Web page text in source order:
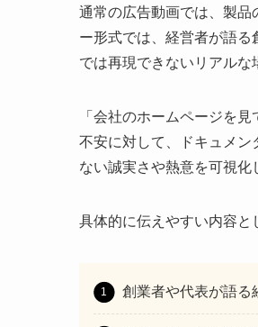
通常の広告動画では、製品
ー形式では、経営者が語
では再現できないリアルな
「会社のホームページを
不安に対して、ドキュメン
ない誠実さや熱意を可視化
具体的に伝えやすい内容と
創業者や代表が語る